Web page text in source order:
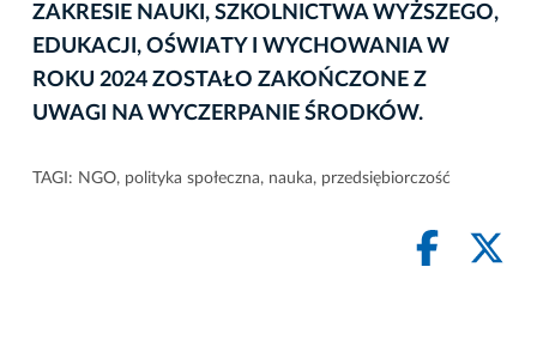
ZAKRESIE NAUKI, SZKOLNICTWA WYŻSZEGO,
EDUKACJI, OŚWIATY I WYCHOWANIA W
ROKU 2024 ZOSTAŁO ZAKOŃCZONE Z
UWAGI NA WYCZERPANIE ŚRODKÓW.
TAGI: NGO, polityka społeczna, nauka, przedsiębiorczość